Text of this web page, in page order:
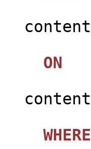
content
ON
content
WHERE